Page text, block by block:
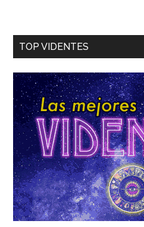
TOP VIDENTES